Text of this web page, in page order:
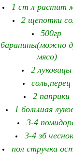
1 ст л растит
2 щепотки
500гр
баранины(можно
мясо)
2 луковицы
соль,перец
2 паприки
1 большая
3-4
3-4 зб
пол стручка